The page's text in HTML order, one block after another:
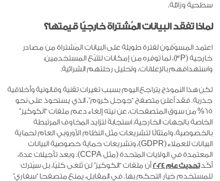
سطحية وزائلة.
لماذا تفقد البيانات المُشتراة خارجيًا قيمتها؟
اعتمد المسوّقون لفترة طويلة على البيانات المُشتراة من مصادر
خارجية (3P)، لما توفره من إمكانات لتتبّع المستخدمين،
واستهدافهم بالإعلانات، وتحليل رحلتهم الشرائية.
لكن هذا النموذج يتراجع اليوم بسبب تغيرات تقنية وقانونية وأخلاقية
جذرية. فقد أعلن متصفح “جوجل كروم”، الذي يستحوذ على نحو
65% من سوق المتصفحات، عن نيته إلغاء دعم ملفات “الكوكيز”
الخاصة بالجهات الخارجية، استجابةً لتزايد المخاوف المرتبطة
بالخصوصية، وامتثالًا لتشريعات مثل النظام الأوروبي العام لحماية
البيانات للعملاء (GDPR)، وتشريعات حماية خصوصية البيانات
المعتمدة في الولايات المتحدة (مثل CCPA). وبعد تأجيلات عدة،
أكّدتحديث عام 2024
أن ملفات “الكوكيز” لن تُلغى كليًا، بل سيُترك
للمستخدم خيار التحكم بها. في المقابل، يمنع متصفحا “سفاري”